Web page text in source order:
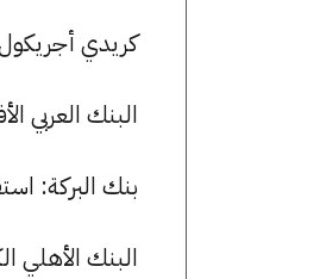
كريدي أجريكول: شراء اليورو
البنك العربي الأفريقي
بنك البركة: استقر سعر
البنك الأهلي الكويتي: بلغ